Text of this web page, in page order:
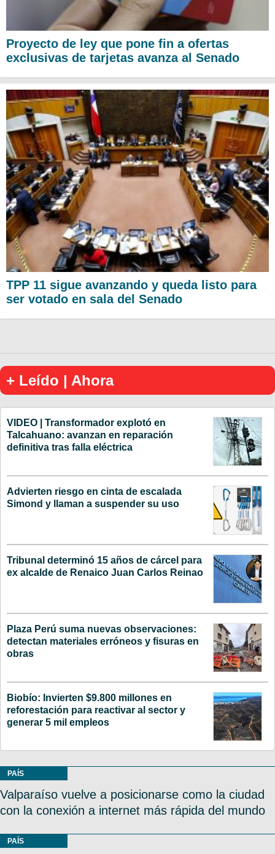
Proyecto de ley que pone fin a ofertas
exclusivas de tarjetas avanza al Senado
TPP 11 sigue avanzando y queda listo para
ser votado en sala del Senado
+ Leído | Ahora
VIDEO | Transformador explotó en
Talcahuano: avanzan en reparación
definitiva tras falla eléctrica
Advierten riesgo en cinta de escalada
Simond y llaman a suspender su uso
Tribunal determinó 15 años de cárcel para
ex alcalde de Renaico Juan Carlos Reinao
Plaza Perú suma nuevas observaciones:
detectan materiales erróneos y fisuras en
obras
Biobío: Invierten $9.800 millones en
reforestación para reactivar al sector y
generar 5 mil empleos
PAÍS
Valparaíso vuelve a posicionarse como la ciudad
con la conexión a internet más rápida del mundo
PAÍS